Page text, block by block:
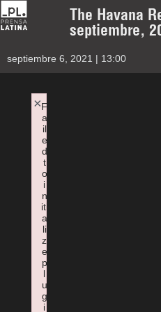
The Havana
septiembre,
septiembre 6, 2021 | 13:00
F
a
il
e
d
t
o
i
n
iti
a
li
z
e
p
l
u
g
i
×